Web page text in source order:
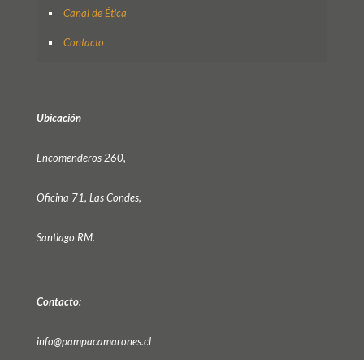
Canal de Ética
Contacto
Ubicación
Encomenderos 260,
Oficina 71, Las Condes,
Santiago RM.
Contacto:
info@pampacamarones.cl